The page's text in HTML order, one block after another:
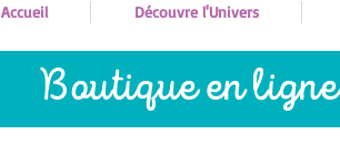
Accueil Découvre l'Univers
Boutique en